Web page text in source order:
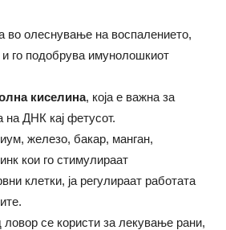
во олеснување на воспалението,
го подобрува имунолошкиот
киселина, која е важна за
на ДНК кај фетусот.
железо, бакар, манган,
кои го стимулираат
клетки, ја регулираат работата
се користи за лекување рани,